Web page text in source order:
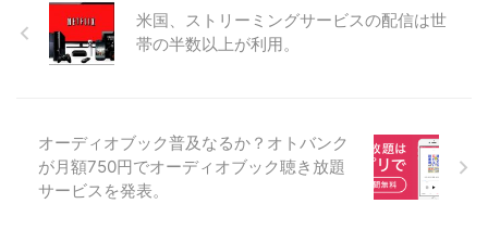
米国、ストリーミングサービスの配信は世
帯の半数以上が利用。
オーディオブック普及なるか？オトバンク
が月額750円でオーディオブック聴き放題
サービスを発表。